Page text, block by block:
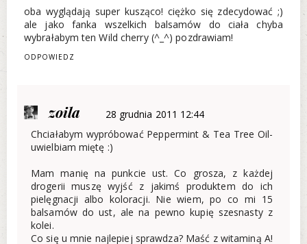
oba wyglądają super kusząco! ciężko się zdecydować ;)
ale jako fanka wszelkich balsamów do ciała chyba
wybrałabym ten Wild cherry (^_^) pozdrawiam!
ODPOWIEDZ
zoila
28 grudnia 2011 12:44
Chciałabym wypróbować Peppermint & Tea Tree Oil-
uwielbiam miętę :)
Mam manię na punkcie ust. Co grosza, z każdej
drogerii muszę wyjść z jakimś produktem do ich
pielęgnacji albo koloracji. Nie wiem, po co mi 15
balsamów do ust, ale na pewno kupię szesnasty z
kolei.
Co się u mnie najlepiej sprawdza? Maść z witaminą A!